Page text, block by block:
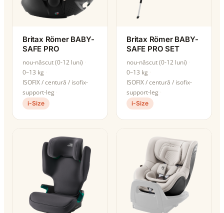
Britax Römer BABY-
SAFE PRO
nou-născut (0-12 luni)
0–13 kg
ISOFIX / centură / isofix-
support-leg
i-Size
Britax Römer BABY-
SAFE PRO SET
nou-născut (0-12 luni)
0–13 kg
ISOFIX / centură / isofix-
support-leg
i-Size